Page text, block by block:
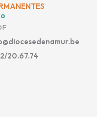
20.67.74